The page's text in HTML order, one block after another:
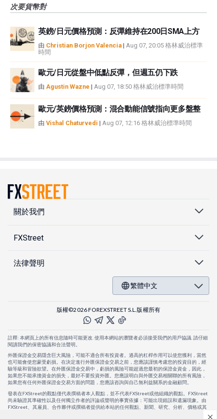
次要貨幣對
英鎊/日元價格預測：反彈維持在200日SMA上方
由 Christian Borjon Valencia | Aug 07, 20:05 格林威治標準
時間
歐元/日元從盤中低點反彈，但週五仍下跌
由 Agustin Wazne | Aug 07, 18:50 格林威治標準時間
歐元/英鎊價格預測：混合動能信號指向更多盤整
由 Vishal Chaturvedi | Aug 07, 12:16 格林威治標準時間
關於我們
FXStreet
法律聲明
繁體中文
版權©2026 FOREXSTREET S.L.版權所有
註釋: 本網頁上的所有信息隨時可能更改. 使用本網站的瀏覽者必須接受我們的用戶協議. 請仔細
閱讀我們的保密協議和合法聲明。
外匯保證金交易隱含巨大風險，可能不適合所有投資者。過高的杠桿作用可以使您獲利，當然
也可能會使您蒙受虧損。在決定進行外匯保證金交易之前，您應該謹慎考慮您的投資目的，經
驗等級和冒險欲望。在外匯保證金交易中，虧損的風險可能超過您最初的保證金資金，因此，
如果您不能承擔資金的損失，最好不要投資外匯。您應該明白與外匯交易相關聯的所有風險，
如果您有任何外匯保證金交易方面的問題，您應該咨詢與自己無利益關系的金融顧問。
發表在FXStreet的觀點僅代表撰稿者本人觀點，並不代表FXStreet或他組織的觀點。FXStreet
尚未驗證其準確性以及任何獨立作者的評論或聲明的事實依據：可能出現錯誤和遺漏現象。由
FXStreet、其雇員、合作夥伴或撰稿者提供給本站的任何觀點、新聞、研究、分析、價格或其